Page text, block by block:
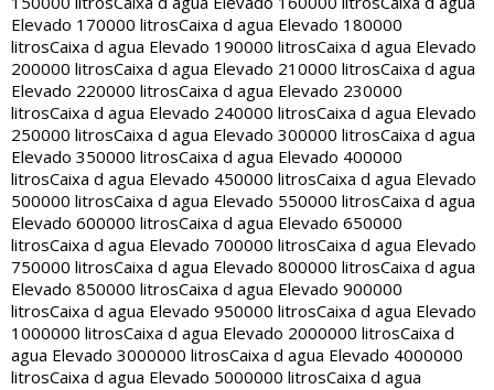
Elevado 170000 litrosCaixa d agua Elevado 180000
litrosCaixa d agua Elevado 190000 litrosCaixa d agua Elevado
200000 litrosCaixa d agua Elevado 210000 litrosCaixa d agua
Elevado 220000 litrosCaixa d agua Elevado 230000
litrosCaixa d agua Elevado 240000 litrosCaixa d agua Elevado
250000 litrosCaixa d agua Elevado 300000 litrosCaixa d agua
Elevado 350000 litrosCaixa d agua Elevado 400000
litrosCaixa d agua Elevado 450000 litrosCaixa d agua Elevado
500000 litrosCaixa d agua Elevado 550000 litrosCaixa d agua
Elevado 600000 litrosCaixa d agua Elevado 650000
litrosCaixa d agua Elevado 700000 litrosCaixa d agua Elevado
750000 litrosCaixa d agua Elevado 800000 litrosCaixa d agua
Elevado 850000 litrosCaixa d agua Elevado 900000
litrosCaixa d agua Elevado 950000 litrosCaixa d agua Elevado
1000000 litrosCaixa d agua Elevado 2000000 litrosCaixa d
agua Elevado 3000000 litrosCaixa d agua Elevado 4000000
litrosCaixa d agua Elevado 5000000 litrosCaixa d agua